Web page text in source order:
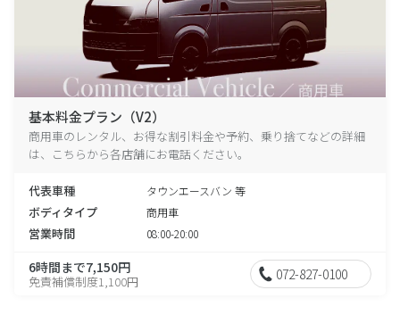
基本料金プラン（V2）
商用車のレンタル、お得な割引料金や予約、乗り捨てなどの詳細
は、こちらから各店舗にお電話ください。
代表車種 タウンエースバン 等
ボディタイプ 商用車
営業時間 08:00-20:00
6時間まで7,150円
免責補償制度1,100円 072-827-0100